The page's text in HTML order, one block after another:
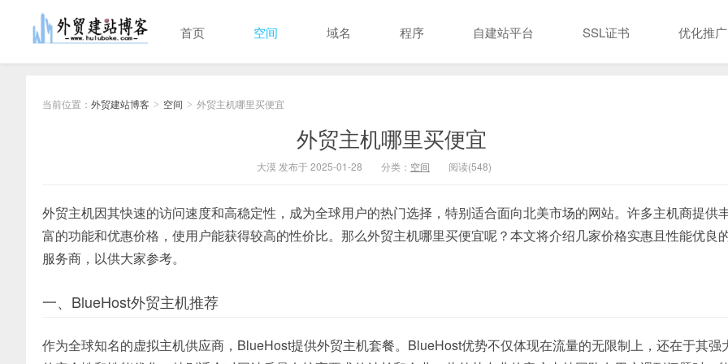
首页 空间 域名 程序 自建站平台 SSL证书 优化推广
当前位置： 外贸建站博客 > 空间 > 外贸主机哪里买便宜
外贸主机哪里买便宜
大漠 发布于 2025-01-28 分类： 空间 阅读(548)
外贸主机因其快速的访问速度和高稳定性，成为全球用户的热门选择，特别适合面向北美市场的网站。许多主机商提供
富的功能和优惠价格，使用户能获得较高的性价比。那么外贸主机哪里买便宜呢？本文将介绍几家价格实惠且性能优良
服务商，以供大家参考。
一、BlueHost外贸主机推荐
作为全球知名的虚拟主机供应商，BlueHost提供外贸主机套餐。BlueHost优势不仅体现在流量的无限制上，还在于其强